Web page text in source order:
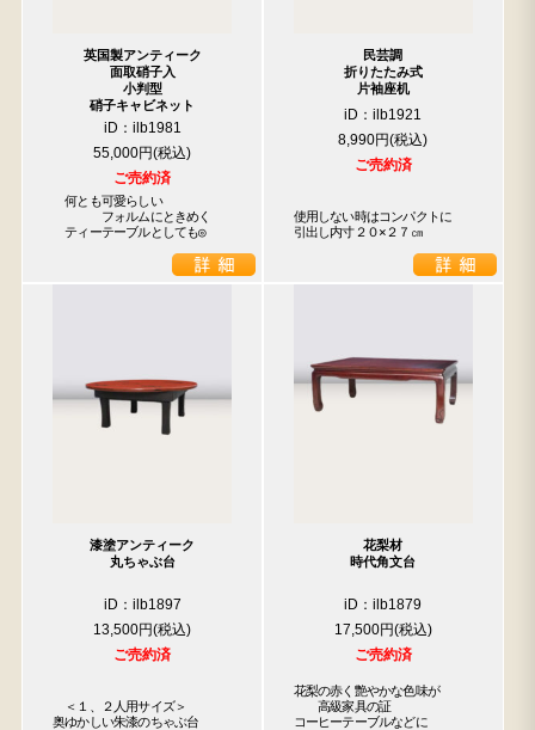
英国製アンティーク
面取硝子入
小判型
硝子キャビネット
iD：ilb1981
55,000円
ご売約済
何とも可愛らしい
フォルムにときめく
ティーテーブルとしても◎
民芸調
折りたたみ式
片袖座机
iD：ilb1921
8,990円
ご売約済
使用しない時はコンパクトに
引出し内寸２０×２７㎝
漆塗アンティーク
丸ちゃぶ台
iD：ilb1897
13,500円
ご売約済
＜１、２人用サイズ＞
奥ゆかしい朱漆のちゃぶ台
花梨材
時代角文台
iD：ilb1879
17,500円
ご売約済
花梨の赤く艶やかな色味が
高級家具の証
コーヒーテーブルなどに